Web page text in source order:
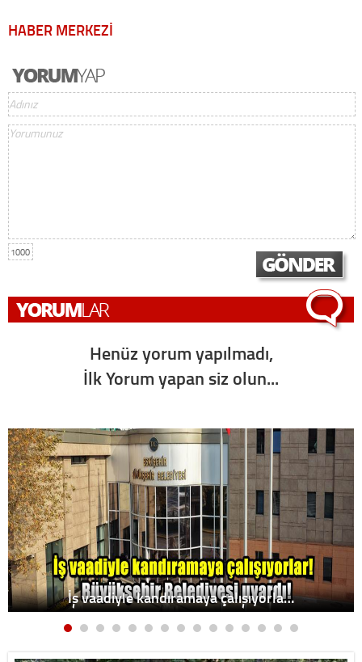
HABER MERKEZİ
1000
Henüz yorum yapılmadı,
İlk Yorum yapan siz olun...
İş vaadiyle kandıramaya çalışıyorla…